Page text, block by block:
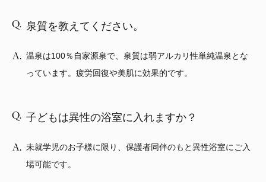
泉質を教えてください。
温泉は100％自家源泉で、泉質は弱アルカリ性単純温泉とな
っています。疲労回復や美肌に効果的です。
子どもは異性の浴室に入れますか？
未就学児のお子様に限り、保護者同伴のもと異性浴室にご入
場可能です。